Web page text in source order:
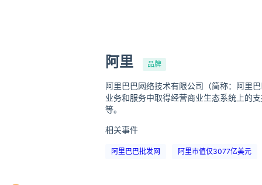
阿里 品牌
阿里巴巴网络技术有限公司（简称：阿里
业务和服务中取得经营商业生态系统上的
等。
相关事件
阿里巴巴批发网 阿里市值仅3077亿美元